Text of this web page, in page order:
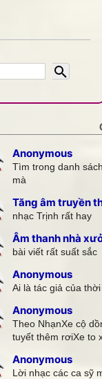
Anonymous
Tìm trong danh
mà
Tăng âm truyền
nhạc Trịnh rất hay
Âm thanh nhà
bài viết rất suất sắc
Anonymous
Ai là tác giả của
Anonymous
Theo NhạnXe cộ
tuyết thêm rơiXe to
Anonymous
Lời nhạc các ca sỹ